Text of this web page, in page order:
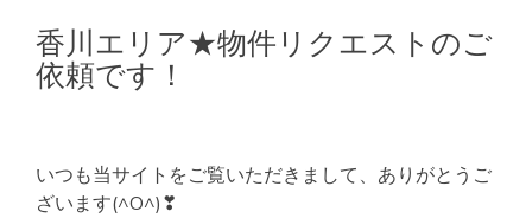
香川エリア★物件リクエストのご
依頼です！
いつも当サイトをご覧いただきまして、ありがとうご
ざいます(^O^)❣